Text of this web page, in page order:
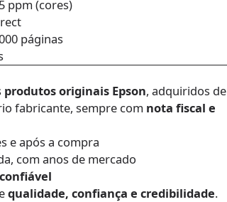
ppm (cores)
páginas
produtos originais Epson, adquiridos de
fabricante, sempre com nota fiscal e
e após a compra
com anos de mercado
qualidade, confiança e credibilidade.